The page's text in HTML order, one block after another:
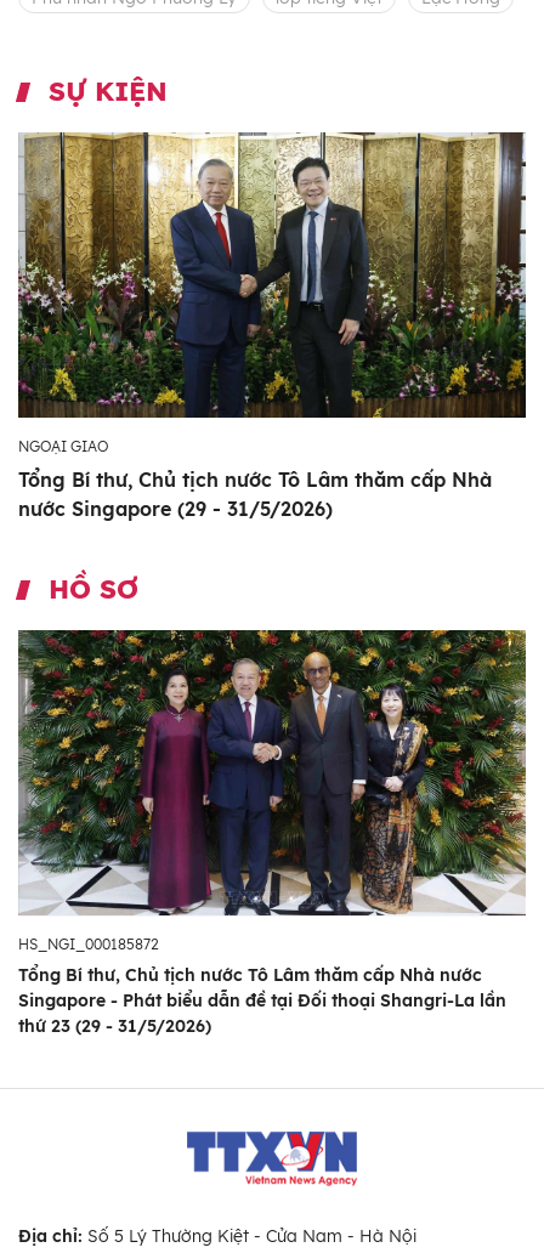
SỰ KIỆN
NGOẠI GIAO
Tổng Bí thư, Chủ tịch nước Tô Lâm thăm cấp Nhà
nước Singapore (29 - 31/5/2026)
HỒ SƠ
HS_NGI_000185872
Tổng Bí thư, Chủ tịch nước Tô Lâm thăm cấp Nhà nước
Singapore - Phát biểu dẫn đề tại Đối thoại Shangri-La lần
thứ 23 (29 - 31/5/2026)
Địa chỉ: Số 5 Lý Thường Kiệt - Cửa Nam - Hà Nội